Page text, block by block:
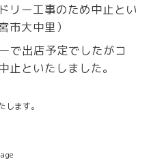
リー工事のため中止とい
市大中里）
で出店予定でしたがコ
止といたしました。
ます。